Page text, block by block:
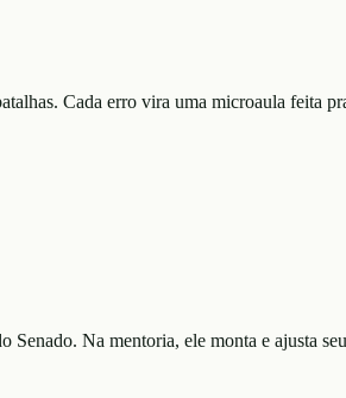
Cada erro vira uma microaula feita
Senado. Na mentoria, ele monta e ajusta